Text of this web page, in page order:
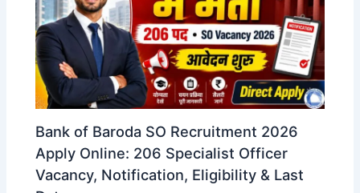
Bank of Baroda SO Recruitment 2026
Apply Online: 206 Specialist Officer
Vacancy, Notification, Eligibility & Last